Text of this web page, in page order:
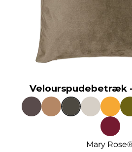
Velourspudebetræk
Mary